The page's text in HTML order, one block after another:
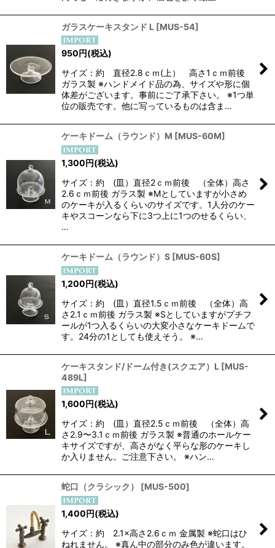
ガラスケーキスタンド L [MUS-54]
950円(税込)
サイズ：約 直径2.8ｃｍ(上） 高さ1ｃｍ前後
ガラス製 ※ハンドメイド品の為、サイズや形に個
体差がございます。事前にご了承下さい。 ※1つ単
位の販売です。他に写っているものは含ま…
ケーキドーム（ラウンド）M [MUS-60M]
1,300円(税込)
サイズ：約 (皿）直径2ｃｍ前後 （全体）高さ
2.6ｃｍ前後 ガラス製 ※Mとしていますが小さめ
のケーキが入るくらいのサイズです。1人分のケー
キやスコーンなら下に3つ上に1つのせるくらい、
…
ケーキドーム（ラウンド）S [MUS-60S]
1,200円(税込)
サイズ：約 (皿）直径1.5ｃｍ前後 （全体）高
さ2.1ｃｍ前後 ガラス製 ※Sとしていますがプチフ
ールが1つ入るくらいの大変小さなケーキドームで
す。24分の1としても使えそう。 ※…
ケーキスタンド/ドーム付き(スクエア）L [MUS-
489L]
1,600円(税込)
サイズ：約 (皿）直径2.5ｃｍ前後 （全体）高
さ2.9〜3.1ｃｍ前後 ガラス製 ※普通のホールケー
キサイズですが、高さがなく平らな形のケーキし
か入りません。ご注意下さい。 ※ハン…
蛇口（クラシック） [MUS-500]
1,400円(税込)
サイズ：約 2.1×高さ2.6ｃｍ 金属製 ※蛇口はひ
ねれません。 ※真ん中の部分のみ色が違います。